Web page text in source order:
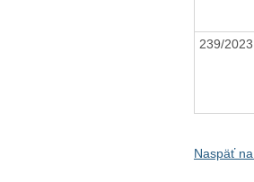
239/2023
Naspäť